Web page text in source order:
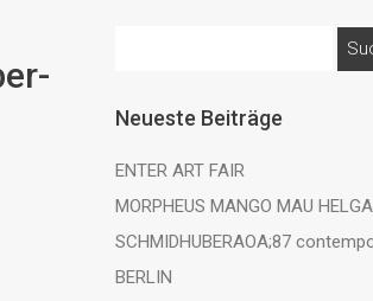
Neueste Beiträge
ENTER ART FAIR
MORPHEUS MANGO MAU HELGA
SCHMIDHUBERAOA;87
BERLIN